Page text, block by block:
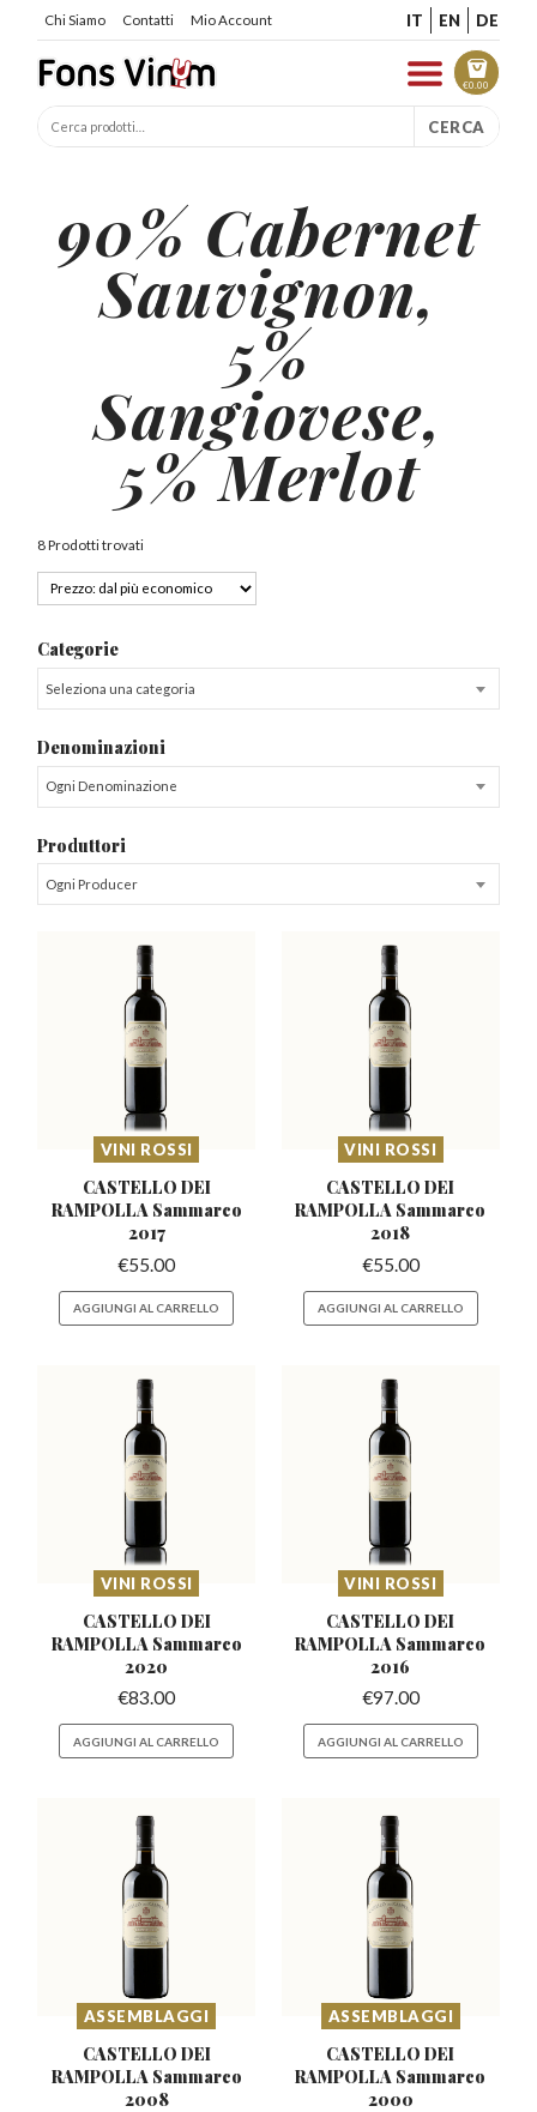
Chi Siamo Contatti Mio Account IT EN DE
€0.00
CERCA
90% Cabernet
Sauvignon,
5%
Sangiovese,
5% Merlot
8 Prodotti trovati
Categorie
Seleziona una categoria
Denominazioni
Ogni Denominazione
Produttori
Ogni Producer
VINI ROSSI
CASTELLO DEI
RAMPOLLA Sammarco
2017
€55.00
AGGIUNGI AL CARRELLO
VINI ROSSI
CASTELLO DEI
RAMPOLLA Sammarco
2018
€55.00
AGGIUNGI AL CARRELLO
VINI ROSSI
CASTELLO DEI
RAMPOLLA Sammarco
2020
€83.00
AGGIUNGI AL CARRELLO
VINI ROSSI
CASTELLO DEI
RAMPOLLA Sammarco
2016
€97.00
AGGIUNGI AL CARRELLO
ASSEMBLAGGI
CASTELLO DEI
RAMPOLLA Sammarco
2008
ASSEMBLAGGI
CASTELLO DEI
RAMPOLLA Sammarco
2000